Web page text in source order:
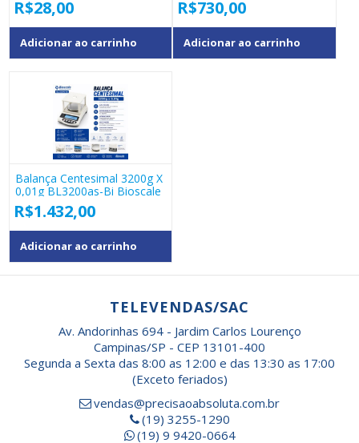
R$28,00
Adicionar ao carrinho
R$730,00
Adicionar ao carrinho
Balança Centesimal 3200g X
0,01g BL3200as-Bi Bioscale
R$1.432,00
Adicionar ao carrinho
TELEVENDAS/SAC
Av. Andorinhas 694 - Jardim Carlos Lourenço
Campinas/SP - CEP 13101-400
Segunda a Sexta das 8:00 as 12:00 e das 13:30 as 17:00
(Exceto feriados)
vendas@precisaoabsoluta.com.br
(19) 3255-1290
(19) 9 9420-0664